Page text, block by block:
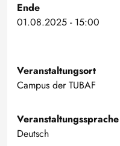
Ende
01.08.2025 - 15:00
Veranstaltungsort
Campus der TUBAF
Veranstaltungssprache
Deutsch